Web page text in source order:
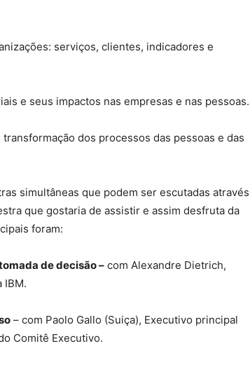
serviços, clientes, indicadores e
e seus impactos nas empresas e nas pessoas.
dos processos das pessoas e das
simultâneas que podem ser escutadas através
que gostaria de assistir e assim desfruta da
foram:
de decisão – com Alexandre Dietrich,
IBM.
– com Paolo Gallo (Suiça), Executivo principal
Comitê Executivo.